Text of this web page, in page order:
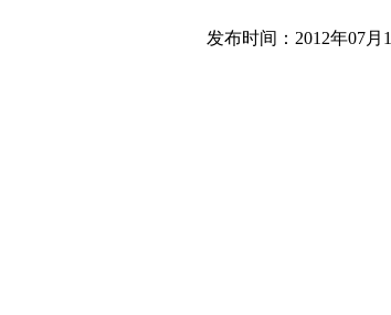
发布时间：2012年07月